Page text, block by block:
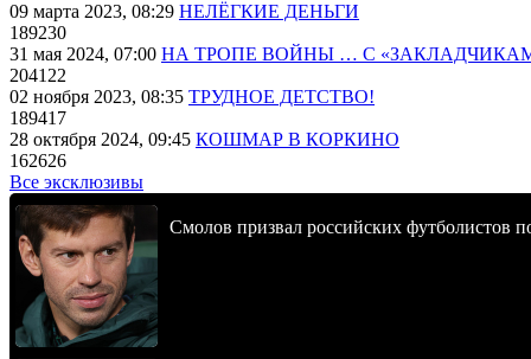
09 марта 2023, 08:29 НЕЛЁГКИЕ ДЕНЬГИ
189230
31 мая 2024, 07:00 НА ТРОПЕ ВОЙНЫ … С
204122
02 ноября 2023, 08:35 ТРУДНОЕ ДЕТСТВО!
189417
28 октября 2024, 09:45 КОШМАР В КОРКИНО
162626
Все эксклюзивы
Смолов призвал российских футболистов